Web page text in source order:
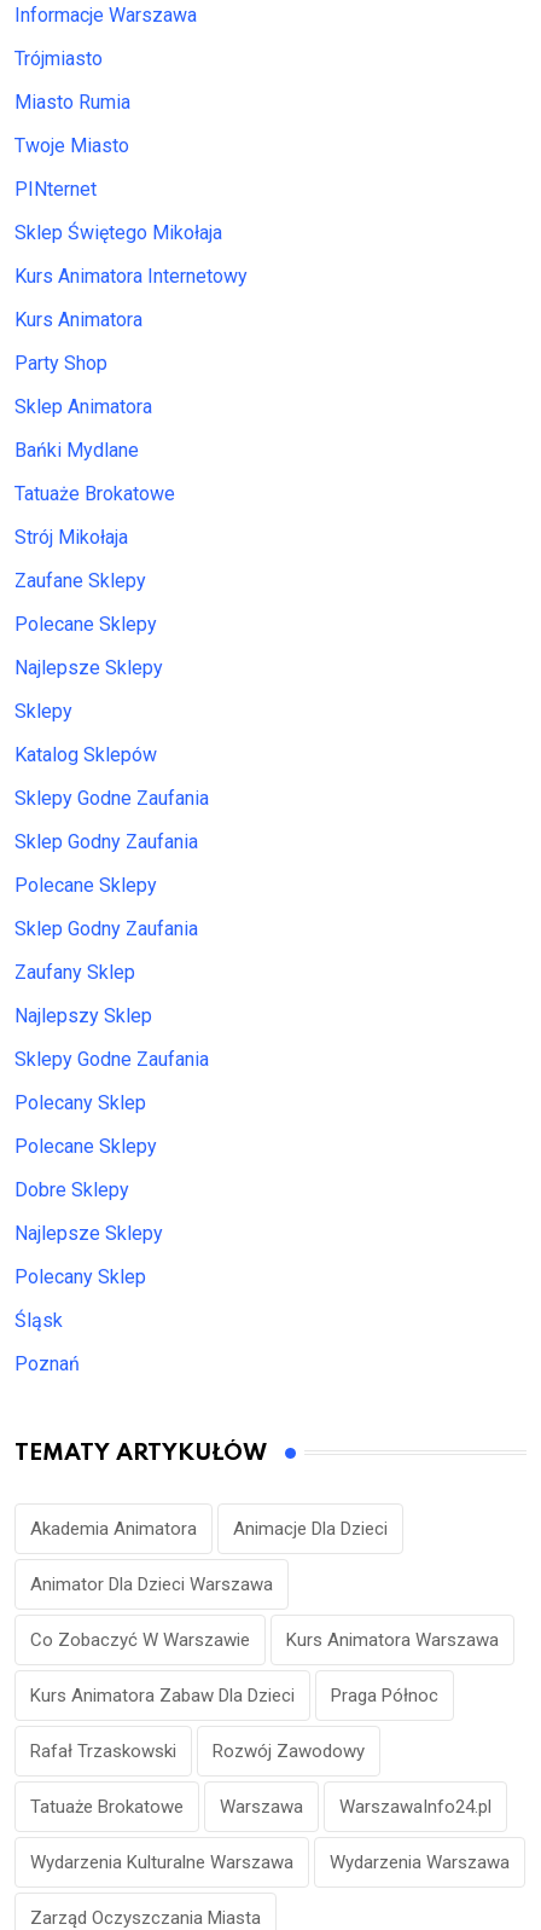
Informacje Warszawa
Trójmiasto
Miasto Rumia
Twoje Miasto
PINternet
Sklep Świętego Mikołaja
Kurs Animatora Internetowy
Kurs Animatora
Party Shop
Sklep Animatora
Bańki Mydlane
Tatuaże Brokatowe
Strój Mikołaja
Zaufane Sklepy
Polecane Sklepy
Najlepsze Sklepy
Sklepy
Katalog Sklepów
Sklepy Godne Zaufania
Sklep Godny Zaufania
Polecane Sklepy
Sklep Godny Zaufania
Zaufany Sklep
Najlepszy Sklep
Sklepy Godne Zaufania
Polecany Sklep
Polecane Sklepy
Dobre Sklepy
Najlepsze Sklepy
Polecany Sklep
Śląsk
Poznań
TEMATY ARTYKUŁÓW
Akademia Animatora Animacje Dla Dzieci
Animator Dla Dzieci Warszawa
Co Zobaczyć W Warszawie Kurs Animatora Warszawa
Kurs Animatora Zabaw Dla Dzieci Praga Północ
Rafał Trzaskowski Rozwój Zawodowy
Tatuaże Brokatowe Warszawa WarszawaInfo24.pl
Wydarzenia Kulturalne Warszawa Wydarzenia Warszawa
Zarząd Oczyszczania Miasta